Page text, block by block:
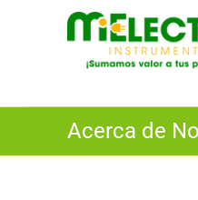
Mielectric
Acerca de